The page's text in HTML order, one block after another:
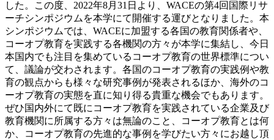
した。この度、2022年8月31日より、WACEの第4回国際リサ
ーチシンポジウムを本学にて開催する運びとなりました。本
シンポジウムでは、WACEに加盟する各国の教育関係者や、
コーオプ教育を実践する各機関の方々が本学に集結し、今日
本国内でも注目を集めているコーオプ教育の世界標準につい
て、議論が交わされます。各国のコーオプ教育の実践例や教
育の観点からも様々な研究事例が発表されるほか、海外のコ
ーオプ教育の実態を直に知り得る貴重な機会でもあります。
ぜひ国内外にて既にコーオプ教育を実践されている企業及び
教育機関に所属する方々は無論のこと、コーオプ教育とは何
か、コーオプ教育の先進的な事例を学びたい方々にお越し頂